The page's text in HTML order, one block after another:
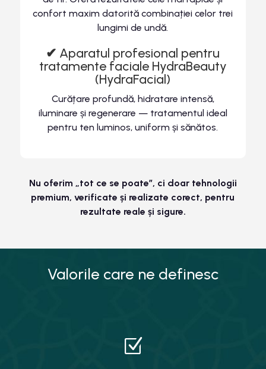
confort maxim datorită combinației celor trei
lungimi de undă.
✔ Aparatul profesional pentru
tratamente faciale HydraBeauty
(HydraFacial)
Curățare profundă, hidratare intensă,
iluminare și regenerare — tratamentul ideal
pentru ten luminos, uniform și sănătos.
Nu oferim „tot ce se poate”, ci doar tehnologii
premium, verificate și realizate corect, pentru
rezultate reale și sigure.
Valorile care ne definesc
Z